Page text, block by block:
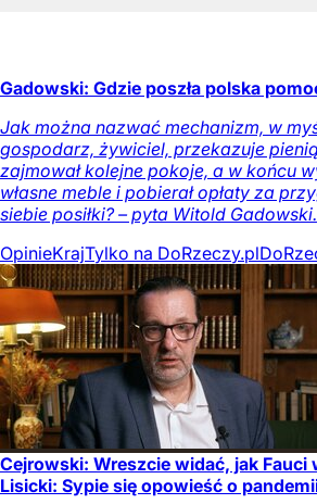
Gadowski: Gdzie poszła polska
Jak można nazwać mechanizm, w
gospodarz, żywiciel, przekazuje
zajmował kolejne pokoje, a w końcu
własne meble i pobierał opłaty za
siebie posiłki? – pyta Witold Gadowski.
OpinieKrajTylko na DoRzeczy.pl
Cejrowski: Wreszcie widać, jak Fauci
Lisicki: Sypie się opowieść o